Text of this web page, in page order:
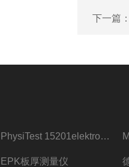
下一篇
PhysiTest 15201elektrophysik测厚仪
EPK板厚测量仪